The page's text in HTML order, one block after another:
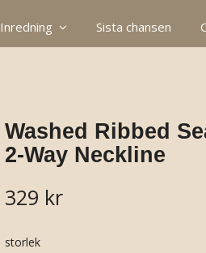
Washed Ribbed
2-Way Neckline
329 kr
storlek
Inredning Sista chansen